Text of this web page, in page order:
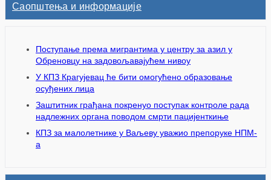
Саопштења и информације
Поступање према мигрантима у центру за азил у
Обреновцу на задовољавајућем нивоу
У КПЗ Крагујевац ће бити омогућено образовање
осуђених лица
Заштитник грађана покренуо поступак контроле рада
надлежних органа поводом смрти пацијенткиње
КПЗ за малолетнике у Ваљеву уважио препоруке НПМ-
а